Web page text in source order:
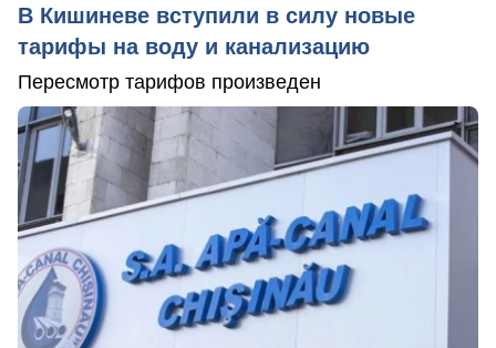
В Кишиневе вступили в силу новые
тарифы на воду и канализацию
Пересмотр тарифов произведен